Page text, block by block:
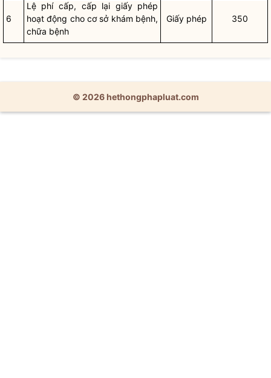
6
Lệ phí cấp, cấp lại giấy phép
hoạt động cho cơ sở khám bệnh,
chữa bệnh
Giấy phép 350
© 2026 hethongphapluat.com